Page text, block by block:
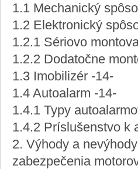
1.1 Mechanický
1.2 Elektronický
1.2.1 Sériovo
1.2.2 Dodatočne
1.3 Imobilizér -14-
1.4 Autoalarm -14-
1.4.1 Typy
1.4.2 Príslušenstvo k
2. Výhody a
zabezpečenia